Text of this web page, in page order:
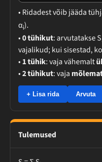
• Ridadest võib jääda
αi).
•0 tühikut: arvutatakse
vajalikud; kui sisestad,
•1 tühik: vaja vähemalt
•2 tühikut: vaja
+ Lisa rida Arvuta
Tulemused